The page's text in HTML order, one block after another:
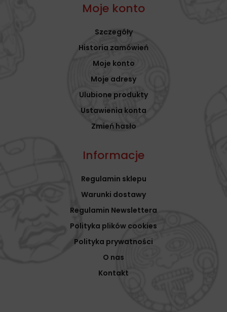
Moje konto
Szczegóły
Historia zamówień
Moje konto
Moje adresy
Ulubione produkty
Ustawienia konta
Zmień hasło
Informacje
Regulamin sklepu
Warunki dostawy
Regulamin Newslettera
Polityka plików cookies
Polityka prywatności
O nas
Kontakt